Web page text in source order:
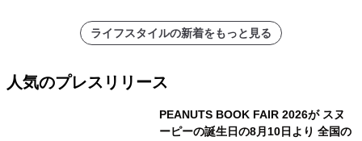
ライフスタイルの新着をもっと見る
人気のプレスリリース
PEANUTS BOOK FAIR 2026が スヌ
ーピーの誕生日の8月10日より 全国の